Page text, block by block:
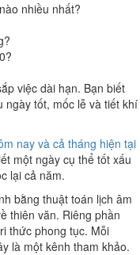
nhiều nhất?
việc dài hạn. Bạn biết
ngày tốt, mốc lễ và tiết khí
nay và cả tháng hiện tại
một ngày cụ thể tốt xấu
lại cả năm.
bằng thuật toán lịch âm
thiên văn. Riêng phần
thức phong tục. Mỗi
là một kênh tham khảo.